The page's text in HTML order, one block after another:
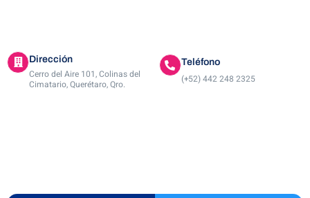
Dirección
Cerro del Aire 101, Colinas del
Cimatario, Querétaro, Qro.
Teléfono
(+52) 442 248 2325